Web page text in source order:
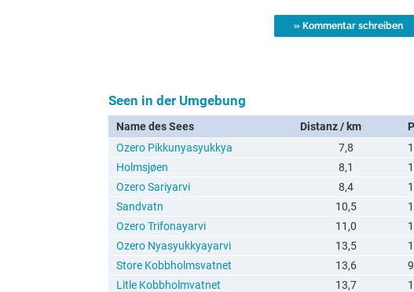
Seen in der Umgebung
Name des Sees Distanz / km
Ozero Pikkunyasyukkya
7,8
Holmsjøen
8,1
Ozero Sariyarvi
8,4
Sandvatn
10,5
Ozero Trifonayarvi
11,0
Ozero Nyasyukkyayarvi
13,5
Store Kobbholmsvatnet
13,6
Litle Kobbholmvatnet
13,7